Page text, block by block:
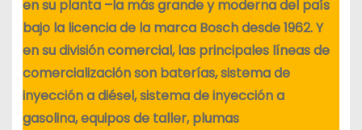
en su planta –la más grande y moderna del país
bajo la licencia de la marca Bosch desde 1962. Y
en su división comercial, las principales líneas de
comercialización son baterías, sistema de
inyección a diésel, sistema de inyección a
gasolina, equipos de taller, plumas